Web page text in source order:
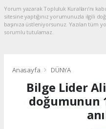
Yorum yazarak Topluluk Kuralları’nı
sitesine yaptığınız yorumunuzla ilgili
başınıza üstleniyorsunuz. Yazılan
sorumlu tutulamaz.
Anasayfa DÜNYA
Bilge Lider
doğumunun